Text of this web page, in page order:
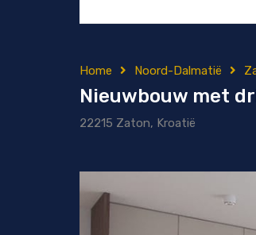
Home Noord-Dalmatië
Nieuwbouw met
22215 Zaton, Kroatië